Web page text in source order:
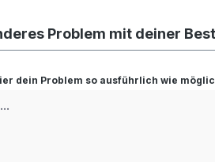
Problem mit deiner
dein Problem so ausführlich wie